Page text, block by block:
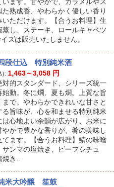
た熟成香、やわらかく優しい香り
いただけます。【合うお料理】生
蒸し、ステーキ、ロールキャベツ
ズは販売いたしません。
段仕込 特別純米酒
): 1,463～3,058 円
対的スタンダード、シリーズ統一
始動。冬に燗、夏も燗。上質な旨
まで。やわらかできれいな甘さと
る旨味が、心を和ませる特別純米
は心地よい余韻が広がり、お米に
やかで豊かな香りが、肴の美味し
てます。【合うお料理】鯖の味噌
サンマの塩焼き、ビーフシチュ
き..
米大吟醸 笙鼓